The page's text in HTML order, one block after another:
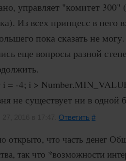
управляет "комитет 300"
Из всех принцесс в него
пока сказать не могу.
еще вопросы разной
i = -4; i >
не существует ни в
Ответить #
открыто, что часть денег
так что *возможности